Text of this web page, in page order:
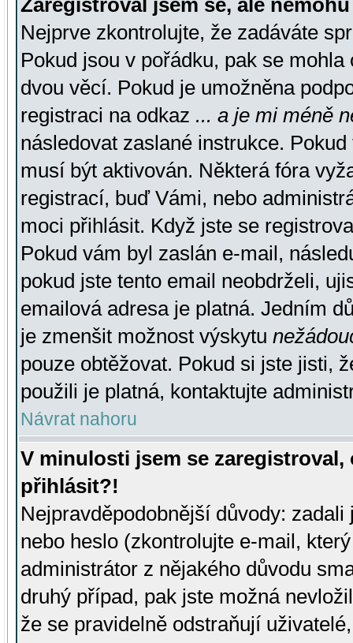
Zaregistroval jsem se, ale
Nejprve zkontrolujte, že zadáváte
Pokud jsou v pořádku, pak se
dvou věcí. Pokud je umožněna
registraci na odkaz ... a je mi méně
následovat zaslané instrukce.
musí být aktivován. Některá fóra
registrací, buď Vámi, nebo
moci přihlásit. Když jste se
Pokud vám byl zaslán e-mail,
pokud jste tento email neobdrželi,
emailová adresa je platná. Jedním
je zmenšit možnost výskytu
pouze obtěžovat. Pokud si jste jisti,
použili je platná, kontaktujte
Návrat nahoru
V minulosti jsem se
přihlásit?!
Nejpravděpodobnější důvody:
nebo heslo (zkontrolujte e-mail,
administrátor z nějakého důvodu
druhý případ, pak jste možná
že se pravidelně odstraňují